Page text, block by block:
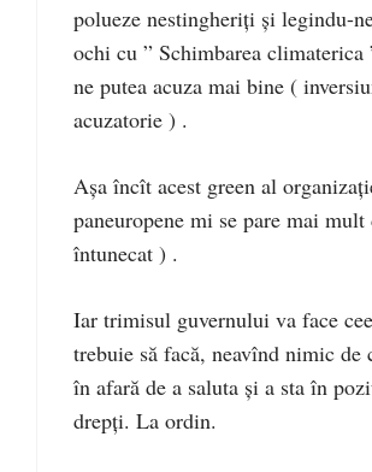
polueze nestingheriți și legindu-
ochi cu ” Schimbarea climaterica
ne putea acuza mai bine (
acuzatorie ) .
Așa încît acest green al
paneuropene mi se pare mai
întunecat ) .
Iar trimisul guvernului va face
trebuie să facă, neavînd nimic de
în afară de a saluta și a sta în
drepți. La ordin.